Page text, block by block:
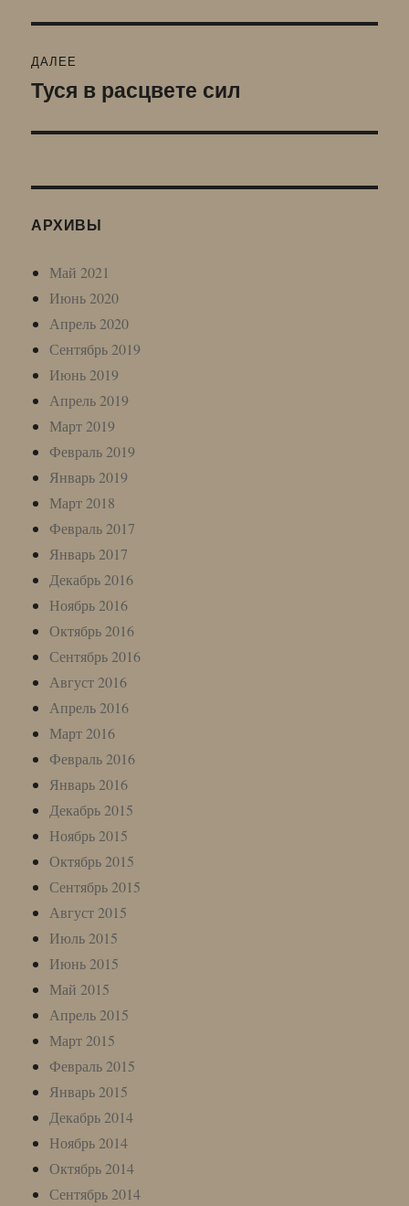
ДАЛЕЕ
Следующая
Туся в расцвете сил
АРХИВЫ
Май 2021
Июнь 2020
Апрель 2020
Сентябрь 2019
Июнь 2019
Апрель 2019
Март 2019
Февраль 2019
Январь 2019
Март 2018
Февраль 2017
Январь 2017
Декабрь 2016
Ноябрь 2016
Октябрь 2016
Сентябрь 2016
Август 2016
Апрель 2016
Март 2016
Февраль 2016
Январь 2016
Декабрь 2015
Ноябрь 2015
Октябрь 2015
Сентябрь 2015
Август 2015
Июль 2015
Июнь 2015
Май 2015
Апрель 2015
Март 2015
Февраль 2015
Январь 2015
Декабрь 2014
Ноябрь 2014
Октябрь 2014
Сентябрь 2014